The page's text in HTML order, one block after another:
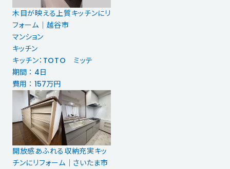
木目が映える上質キッチンにリ
フォーム｜越谷市
マンション
キッチン
キッチン：TOTO ミッテ
期間 ： 4日
費用 ： 157万円
開放感あふれる収納充実キッ
チンにリフォーム｜さいたま市